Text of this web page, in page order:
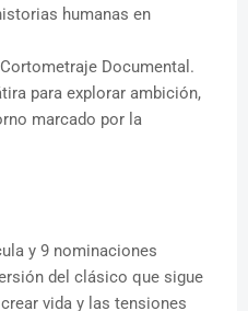
humanas en
Documental.
para explorar ambición,
marcado por la
y 9 nominaciones
del clásico que sigue
vida y las tensiones